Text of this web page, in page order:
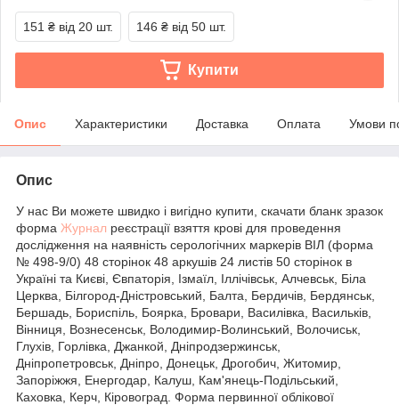
151 ₴ від 20 шт. 146 ₴ від 50 шт.
Купити
Опис Характеристики Доставка Оплата Умови
Опис
У нас Ви можете швидко і вигідно купити, скачати бланк зразок
форма Журнал реєстрації взяття крові для проведення
дослідження на наявність серологічних маркерів ВІЛ (форма
№ 498-9/0) 48 сторінок 48 аркушів 24 листів 50 сторінок в
Україні та Києві, Євпаторія, Ізмаїл, Іллічівськ, Алчевськ, Біла
Церква, Білгород-Дністровський, Балта, Бердичів, Бердянськ,
Бершадь, Бориспіль, Боярка, Бровари, Василівка, Васильків,
Вінниця, Вознесенськ, Володимир-Волинський, Волочиськ,
Глухів, Горлівка, Джанкой, Дніпродзержинськ,
Дніпропетровськ, Дніпро, Донецьк, Дрогобич, Житомир,
Запоріжжя, Енергодар, Калуш, Кам'янець-Подільський,
Каховка, Керч, Кіровоград. Форма первинної облікової